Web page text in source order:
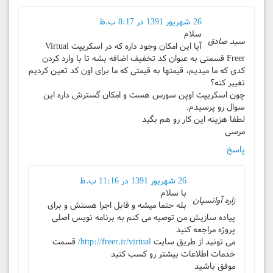
سید صادق
26 شهریور 1391 در 8:17 ب.ظ
سلام
آیا این امکان وجود داره که در اسکریپت Virtual
Freer قسمتی به عنوان کد تخفیف اضافه بشه تا با وارد کردن
کدی که ما میدیم، قیمتها به قیمتی که ما برای اون کد تعین کردیم
تغییر کنه؟
چون اسکریپت اوپن سورس هست و امکان گسترش داره این
سوال رو پرسیدم.
لطفا هزینه این کار رو هم بگید
مرسی
پاسخ
زاره آوانسیان
26 شهریور 1391 در 11:16 ب.ظ
با سلام
بله حتما میشه و قابل اجرا هستش و برای
پیاده سازیش من توصیه می کنم به برنامه نویس اصلی
پروژه مراجعه کنید
می تونید از طریق سایت http://freer.ir/virtual/ قسمت
خدمات اطلاعات بیشتر رو کسب کنید
موفق باشید